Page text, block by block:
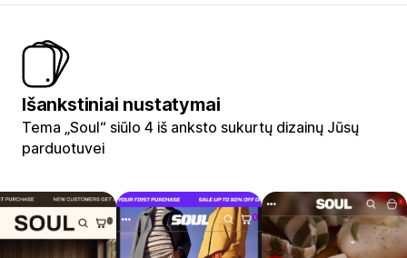
Išankstiniai nustatymai
Tema „Soul“ siūlo 4 iš anksto sukurtų dizainų Jūsų
parduotuvei